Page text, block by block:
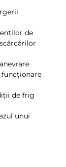
de
funcționare
de frig
unui